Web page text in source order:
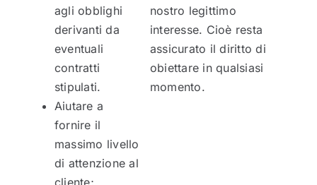
agli obblighi
derivanti da
eventuali
contratti
stipulati.
Aiutare a
fornire il
massimo livello
di attenzione al
nostro legittimo
interesse. Cioè resta
assicurato il diritto di
obiettare in qualsiasi
momento.